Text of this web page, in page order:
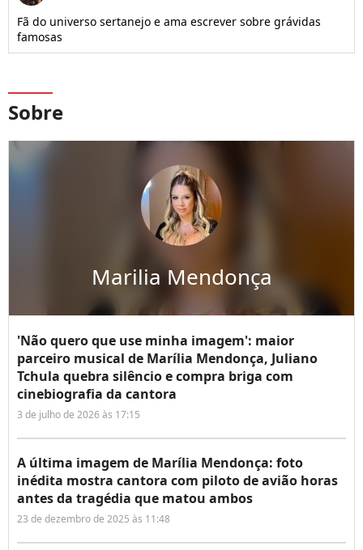
Fã do universo sertanejo e ama escrever sobre grávidas
famosas
Sobre
Marilia Mendonça
'Não quero que use minha imagem': maior
parceiro musical de Marília Mendonça, Juliano
Tchula quebra silêncio e compra briga com
cinebiografia da cantora
3 de julho de 2026 às 17:15
A última imagem de Marília Mendonça: foto
inédita mostra cantora com piloto de avião horas
antes da tragédia que matou ambos
23 de dezembro de 2025 às 11:48